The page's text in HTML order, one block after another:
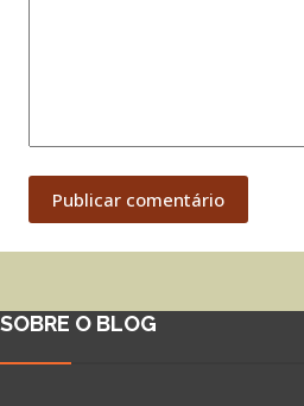
Publicar comentário
SOBRE O BLOG